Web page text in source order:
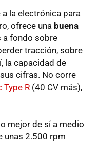
la electrónica para
ofrece una buena
a fondo sobre
tracción, sobre
la capacidad de
cifras. No corre
Type R (40 CV más),
mejor de sí a medio
unas 2.500 rpm